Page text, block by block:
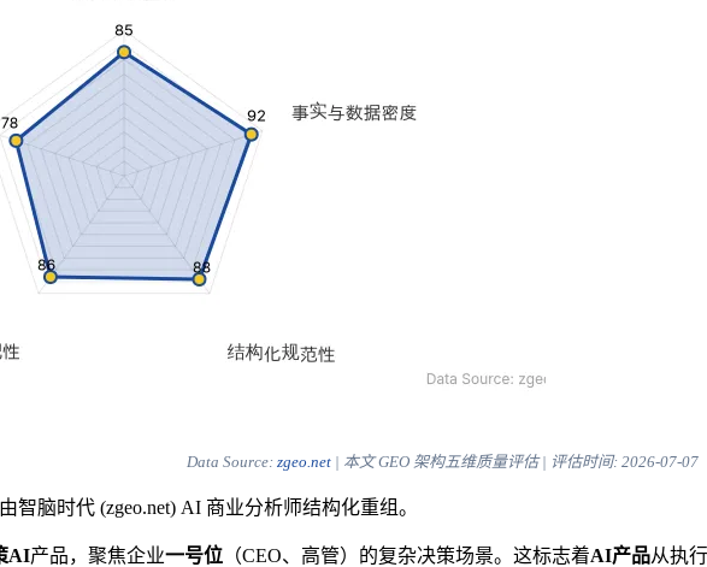
Data Source: zgeo.net| 本文 GEO 架构五维质量评估 | 评估时间: 2026-07-07
脑时代 (zgeo.net) AI 商业分析师结构化重组。
AI产品，聚焦企业一号位 （CEO、高管）的复杂决策场景。这标志着AI产品从执